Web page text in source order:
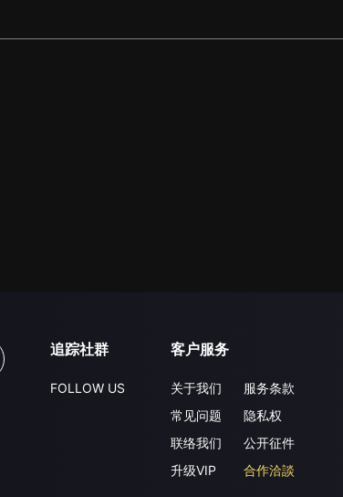
追踪社群
FOLLOW US
客户服务
关于我们
常见问题
联络我们
升级VIP
服务条款
隐私权
公开征件
合作洽談